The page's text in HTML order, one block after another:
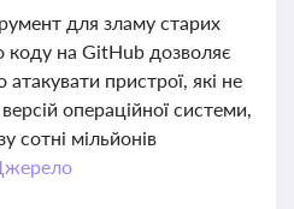
для зламу старих
коду на GitHub дозволяє
пристрої, які не
операційної системи,
сотні мільйонів